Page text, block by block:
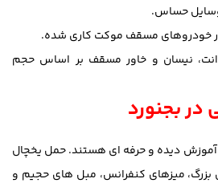
حساس.
خودروهای مسقف موکت کاری شده.
نیسان و خاور مسقف بر اساس حجم
در بجنورد
آموزش دیده و حرفه ای هستند. حمل یخچال
میزهای کنفرانس، مبل های حجیم و